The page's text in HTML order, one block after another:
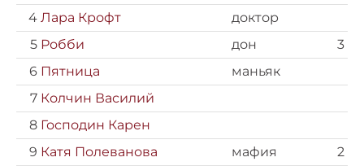
4 Лара Крофт
доктор
5 Робби дон
3
6 Пятница
маньяк
7 Колчин Василий
8 Господин Карен
9 Катя Полеванова мафия
2